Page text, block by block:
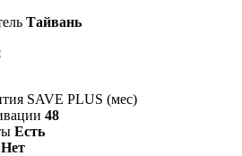
Тайвань
SAVE PLUS (мес)
48
Есть
Нет